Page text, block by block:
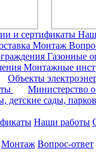
и сертификаты
Монтаж
Газонные
Монтажные
Объекты
Министерство
детские сады,
Наши работы
Монтаж Вопрос-ответ